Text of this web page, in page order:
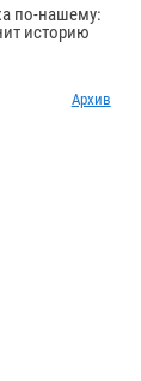
06.08 328
городские
321
с крупной
по-нашему:
историю
Архив